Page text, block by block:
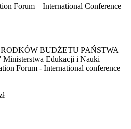
Forum – International Conference
BUDŻETU PAŃSTWA
Ministerstwa Edukacji i Nauki
Forum - International conference